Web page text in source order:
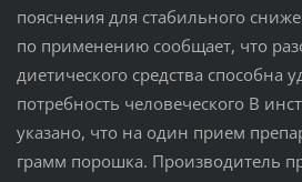
пояснения для стабильного
по применению сообщает, что
диетического средства способна
потребность человеческого В
указано, что на один прием
грамм порошка. Производитель